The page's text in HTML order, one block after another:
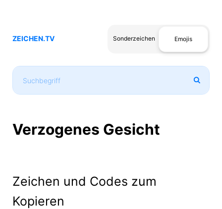
ZEICHEN.TV Sonderzeichen Emojis
Verzogenes Gesicht
Zeichen und Codes zum
Kopieren